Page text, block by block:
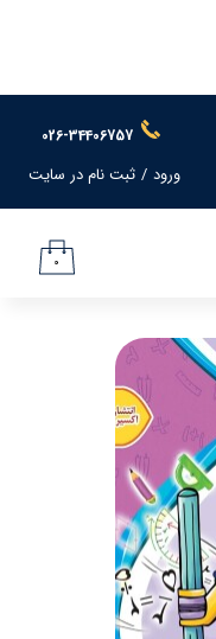
026-34406757
ورود / ثبت نام در سایت
۰